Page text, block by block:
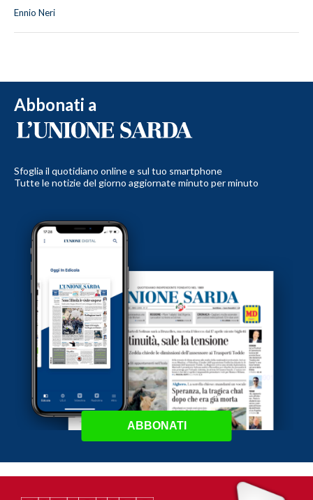
Ennio Neri
Abbonati a
Sfoglia il quotidiano online e sul tuo smartphone
Tutte le notizie del giorno aggiornate minuto per minuto
ABBONATI